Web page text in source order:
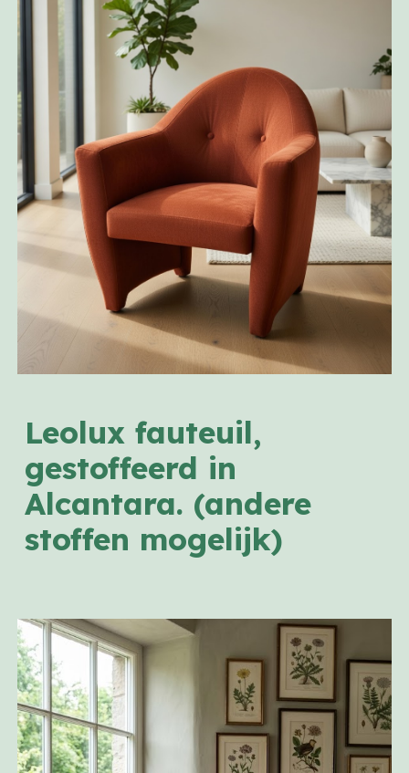
Leolux fauteuil,
gestoffeerd in
Alcantara. (andere
stoffen mogelijk)